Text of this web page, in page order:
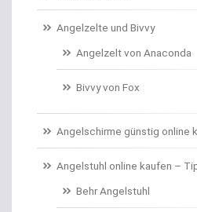
Brothaken gebunden
Campinggeschirr
Carp Care
Castingsport
Chatterbaits / Spinnerbaits
Angelzelte und Bivvy
Angelzelt von Anaconda
Bivvy von Fox
Angelschirme günstig online
Angelstuhl online kaufen –
Behr Angelstuhl